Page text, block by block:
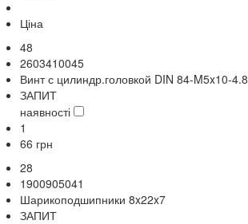
Ціна
48
2603410045
Винт с цилиндр.головкой DIN 84-M5x10-4.8
ЗАПИТ
наявності
1
66 грн
28
1900905041
Шарикоподшипники 8x22x7
ЗАПИТ